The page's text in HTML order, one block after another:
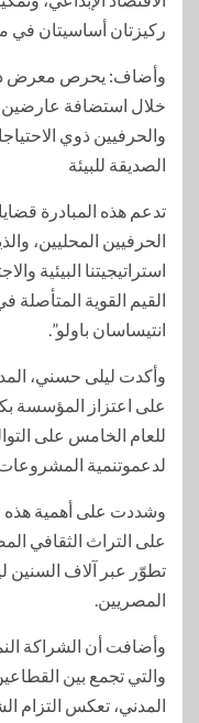
ركيزتان أساسيتان في
وأضاف: يحرص معرض
خلال استضافة
والحرفيين ذوي
الصديقة للبيئة
تدعم هذه المبادرة
الحرفيين المحليين،
القيم القوية
انتيساسان باولو”.
وأكدت ليلى حسني،
على اعتزاز المؤسسة
للعام الخامس على
لدعموتنمية
وشددت على أهمية هذه
على التراث الثقافي
تطوّر عبر آلاف السنين
المصريين.
وأضافت أن الشراكة
والتي تجمع بين
المدني، تعكس التزام